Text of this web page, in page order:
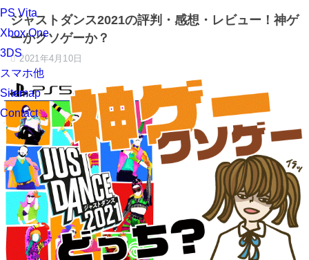
PS Vita
Xbox One
3DS
スマホ他
Sitemap
Contact
ジャストダンス2021の評判・感想・レビュー！神ゲ
ーかクソゲーか？
2021年4月10日